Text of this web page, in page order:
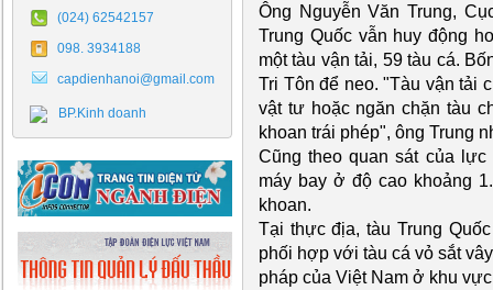
(024) 62542157
098. 3934188
capdienhanoi@gmail.com
BP.Kinh doanh
Ông Nguyễn Văn Trung,
Trung Quốc vẫn huy động
một tàu vận tải, 59 tàu cá.
Tri Tôn để neo. "Tàu vận tải
vật tư hoặc ngăn chặn tàu
khoan trái phép", ông Trung
Cũng theo quan sát của
máy bay ở độ cao khoảng
khoan.
Tại thực địa, tàu Trung
phối hợp với tàu cá vỏ sắt
pháp của Việt Nam ở khu